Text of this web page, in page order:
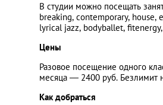
В студии можно посещать
breaking, contemporary, house,
lyrical jazz, bodyballet,
Цены
Разовое посещение одного
месяца — 2400 руб. Безлимит
Как добраться